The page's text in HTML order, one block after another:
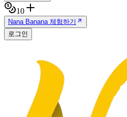
10
Nana Banana 체험하기
로그인